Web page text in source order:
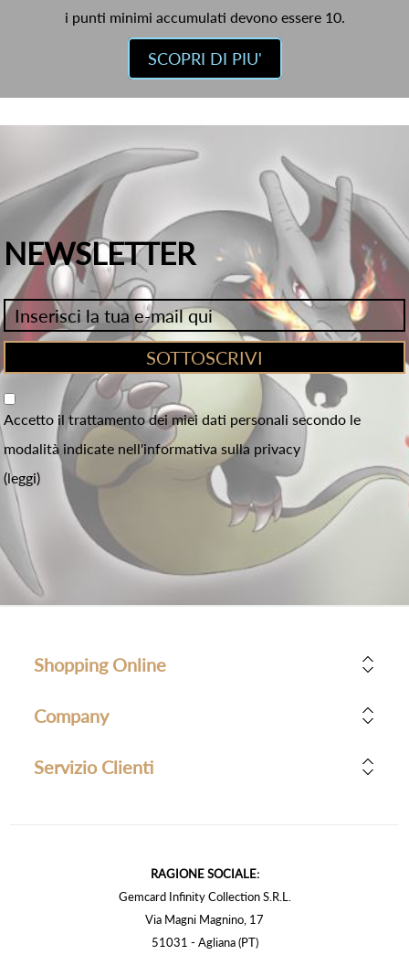
i punti minimi accumulati devono essere 10.
SCOPRI DI PIU'
NEWSLETTER
Accetto il trattamento dei miei dati personali secondo le
modalità indicate nell'informativa sulla privacy
(leggi)
Shopping Online
Company
Servizio Clienti
RAGIONE SOCIALE:
Gemcard Infinity Collection S.R.L.
Via Magni Magnino, 17
51031 - Agliana (PT)